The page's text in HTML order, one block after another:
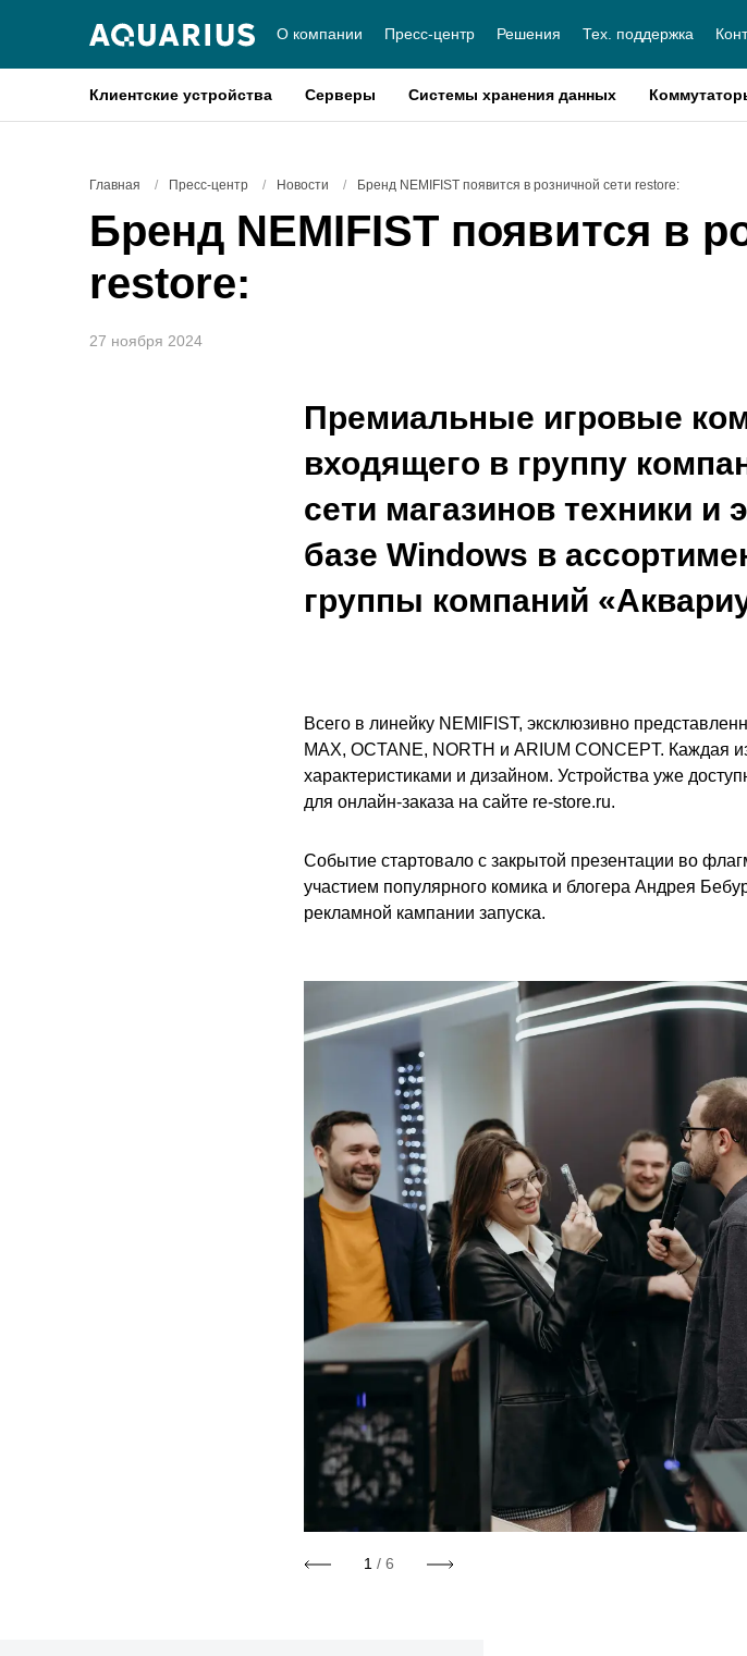
О компании Пресс-центр Решения Тех. поддержка
Клиентские устройства Серверы Системы хранения данных
Главная / Пресс-центр / Новости / Бренд NEMIFIST появится в розничной сети restore:
Бренд NEMIFIST появится в
restore:
27 ноября 2024
Премиальные игровые
входящего в группу
сети магазинов техники
базе Windows в
группы компаний
Всего в линейку NEMIFIST, эксклюзивно
MAX, OCTANE, NORTH и ARIUM CONCEPT. Каждая
характеристиками и дизайном. Устройства уже
для онлайн-заказа на сайте re-store.ru.
Событие стартовало с закрытой презентации во
участием популярного комика и блогера Андрея
рекламной кампании запуска.
1 / 6